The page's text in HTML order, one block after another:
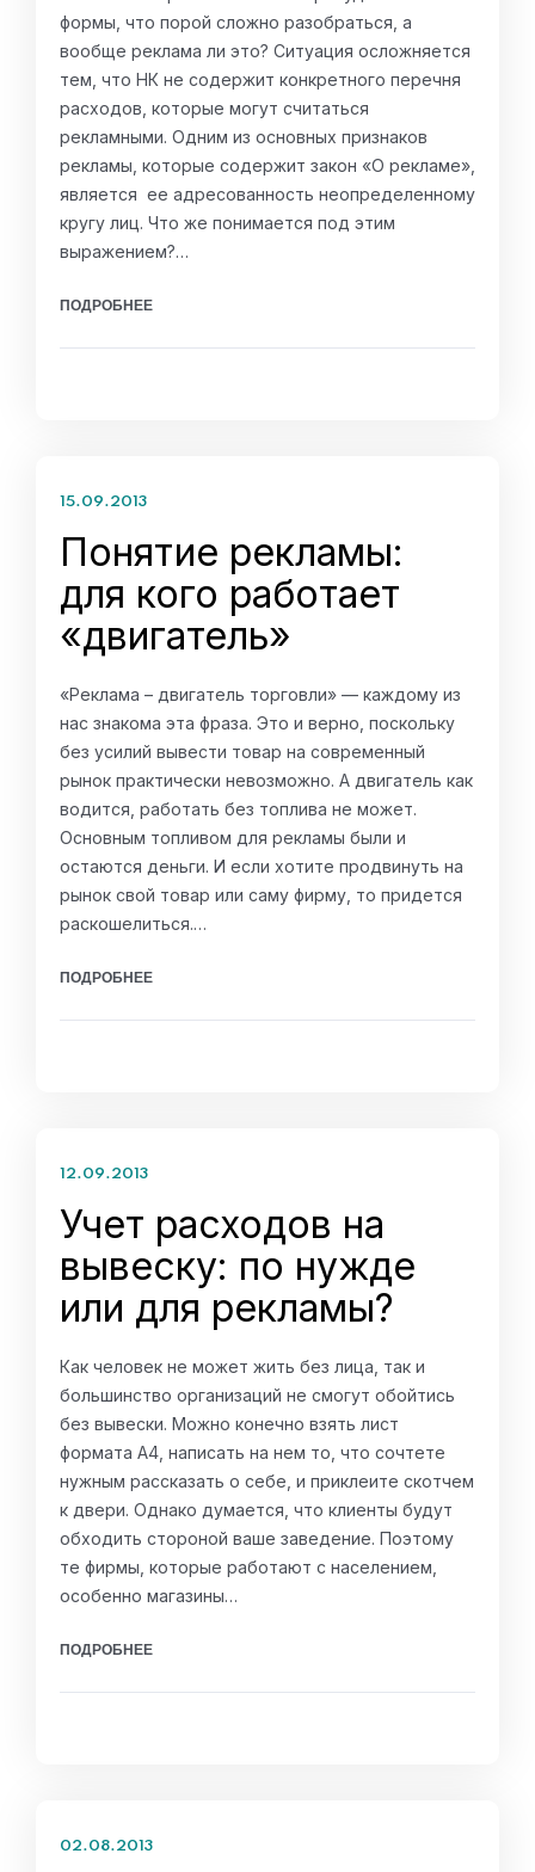
формы, что порой сложно разобраться, а
вообще реклама ли это? Ситуация осложняется
тем, что НК не содержит конкретного перечня
расходов, которые могут считаться
рекламными. Одним из основных признаков
рекламы, которые содержит закон «О рекламе»,
является ее адресованность неопределенному
кругу лиц. Что же понимается под этим
выражением?…
ПОДРОБНЕЕ
15.09.2013
Понятие рекламы:
для кого работает
«двигатель»
«Реклама – двигатель торговли» — каждому из
нас знакома эта фраза. Это и верно, поскольку
без усилий вывести товар на современный
рынок практически невозможно. А двигатель как
водится, работать без топлива не может.
Основным топливом для рекламы были и
остаются деньги. И если хотите продвинуть на
рынок свой товар или саму фирму, то придется
раскошелиться.…
ПОДРОБНЕЕ
12.09.2013
Учет расходов на
вывеску: по нужде
или для рекламы?
Как человек не может жить без лица, так и
большинство организаций не смогут обойтись
без вывески. Можно конечно взять лист
формата А4, написать на нем то, что сочтете
нужным рассказать о себе, и приклеите скотчем
к двери. Однако думается, что клиенты будут
обходить стороной ваше заведение. Поэтому
те фирмы, которые работают с населением,
особенно магазины…
ПОДРОБНЕЕ
02.08.2013